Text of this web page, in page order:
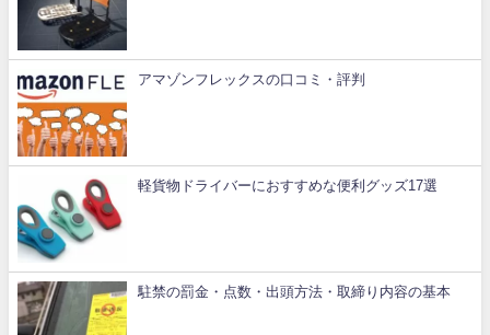
アマゾンフレックスの口コミ・評判
軽貨物ドライバーにおすすめな便利グッズ17選
駐禁の罰金・点数・出頭方法・取締り内容の基本